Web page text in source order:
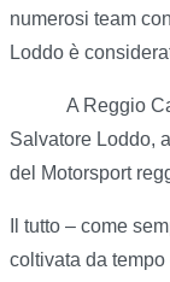
numerosi team
Loddo è
A Reggio
Salvatore Loddo,
del Motorsport
Il tutto – come
coltivata da